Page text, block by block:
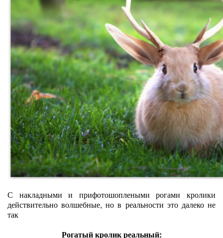
С накладными и прифотошоплеными рогами кролики
действительно волшебные, но в реальности это далеко не
так
Рогатый кролик реальный: